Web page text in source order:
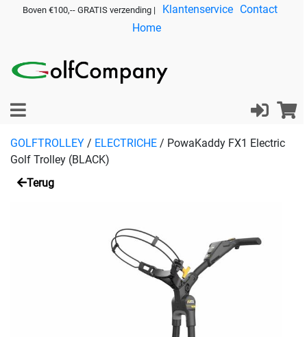
Boven €100,-- GRATIS verzending | Klantenservice Contact
Home
GOLFTROLLEY / ELECTRICHE / PowaKaddy FX1 Electric
Golf Trolley (BLACK)
Terug